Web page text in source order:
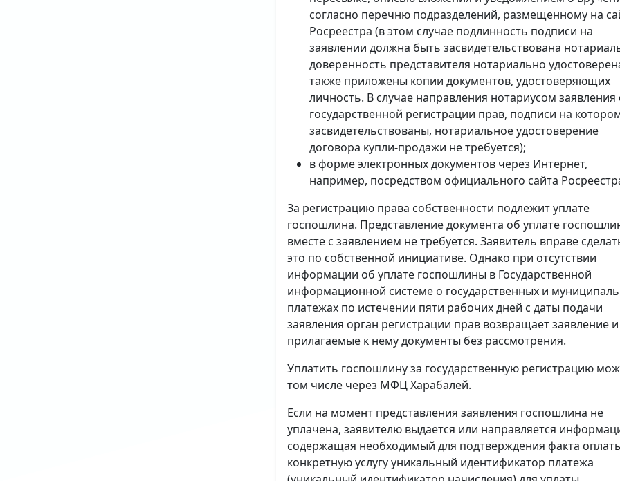
согласно перечню подразделений, размещенному на
Росреестра (в этом случае подлинность подписи на
заявлении должна быть засвидетельствована
доверенность представителя нотариально
также приложены копии документов, удостоверяющих
личность. В случае направления нотариусом заявления
государственной регистрации прав, подписи на
засвидетельствованы, нотариальное удостоверение
договора купли-продажи не требуется);
в форме электронных документов через Интернет,
например, посредством официального сайта
За регистрацию права собственности подлежит уплате
госпошлина. Представление документа об уплате
вместе с заявлением не требуется. Заявитель вправе
это по собственной инициативе. Однако при отсутствии
информации об уплате госпошлины в Государственной
информационной системе о государственных и
платежах по истечении пяти рабочих дней с даты подачи
заявления орган регистрации прав возвращает заявление и
прилагаемые к нему документы без рассмотрения.
Уплатить госпошлину за государственную регистрацию
том числе через МФЦ Харабалей.
Если на момент представления заявления госпошлина не
уплачена, заявителю выдается или направляется
содержащая необходимый для подтверждения факта
конкретную услугу уникальный идентификатор платежа